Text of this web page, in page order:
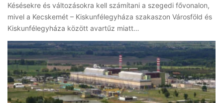
Késésekre és változásokra kell számítani a szegedi fővonalon,
mivel a Kecskemét – Kiskunfélegyháza szakaszon Városföld és
Kiskunfélegyháza között avartűz miatt…